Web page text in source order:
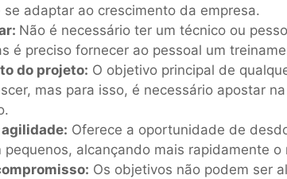
se adaptar ao crescimento da empresa.
Não é necessário ter um técnico ou
é preciso fornecer ao pessoal um
do projeto: O objetivo principal de
mas para isso, é necessário apostar
Oferece a oportunidade de
pequenos, alcançando mais rapidamente
Os objetivos não podem ser